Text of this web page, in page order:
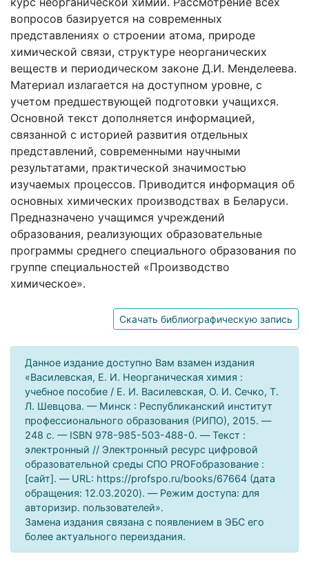
вопросов базируется на современных
представлениях о строении атома, природе
химической связи, структуре неорганических
веществ и периодическом законе Д.И. Менделеева.
Материал излагается на доступном уровне, с
учетом предшествующей подготовки учащихся.
Основной текст дополняется информацией,
связанной с историей развития отдельных
представлений, современными научными
результатами, практической значимостью
изучаемых процессов. Приводится информация об
основных химических производствах в Беларуси.
Предназначено учащимся учреждений
образования, реализующих образовательные
программы среднего специального образования по
группе специальностей «Производство
химическое».
Скачать библиографическую запись
Данное издание доступно Вам взамен издания
«Василевская, Е. И. Неорганическая химия :
учебное пособие / Е. И. Василевская, О. И. Сечко, Т.
Л. Шевцова. — Минск : Республиканский институт
профессионального образования (РИПО), 2015. —
248 c. — ISBN 978-985-503-488-0. — Текст :
электронный // Электронный ресурс цифровой
образовательной среды СПО PROFобразование :
[сайт]. — URL: https://profspo.ru/books/67664 (дата
обращения: 12.03.2020). — Режим доступа: для
авторизир. пользователей».
Замена издания связана с появлением в ЭБС его
более актуального переиздания.